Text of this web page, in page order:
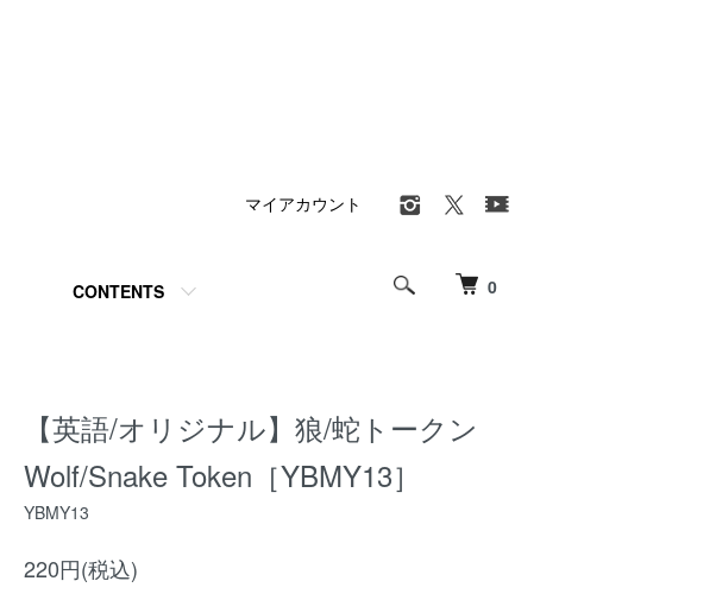
0
CONTENTS
マイアカウント
【英語/オリジナル】狼/蛇トークン
Wolf/Snake Token［YBMY13］
YBMY13
220円(税込)